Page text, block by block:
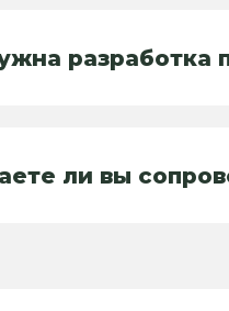
разработка
ли вы